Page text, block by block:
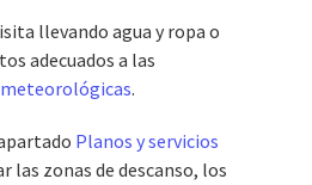
llevando agua y ropa o
adecuados a las
meteorológicas.
Planos y servicios
las zonas de descanso, los